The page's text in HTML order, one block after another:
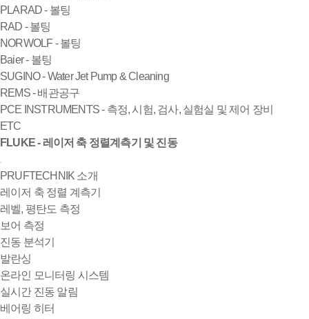
PLARAD - 볼팅
RAD - 볼팅
NORWOLF - 볼팅
Baier - 볼팅
SUGINO - Water Jet Pump & Cleaning
REMS - 배관공구
PCE INSTRUMENTS - 측정, 시험, 검사, 실험실 및 제어 장비
ETC
FLUKE - 레이저 축 정렬계측기 및 진동
PRUFTECHNIK 소개
레이저 축 정렬 계측기
레벨, 평탄도 측정
보어 측정
진동 분석기
발란싱
온라인 모니터링 시스템
실시간 진동 알림
베어링 히터